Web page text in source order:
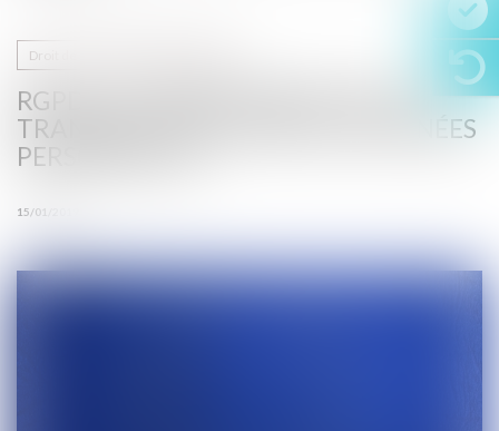
RGPD : LE CONSENTEMENT NE SE
TRANSMET PAS COMME LES DONNÉES
PERSONNELLES
15/01/2019
Droit de la propriété intellectuelle